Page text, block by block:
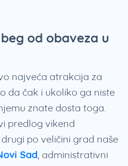
od obaveza u
najveća atrakcija za
da čak i ukoliko ga niste
znate dosta toga.
predlog vikend
po veličini grad naše
Sad, administrativni